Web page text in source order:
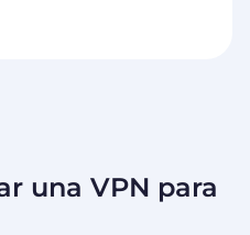
una VPN para